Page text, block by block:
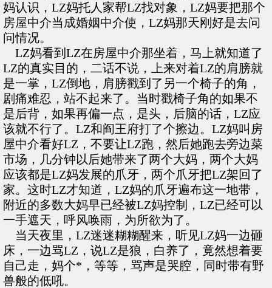
妈认识，LZ妈托人家帮LZ找对象，LZ妈要把那个
房屋中介当成婚姻中介使，LZ妈那天刚好是去问
问情况。
LZ妈看到LZ在房屋中介那坐着，马上就知道了
LZ的真实目的，二话不说，上来对着LZ的肩膀就
是一掌，LZ倒地，肩膀戳到了另一个椅子的角，
剧痛难忍，站不起来了。当时戳椅子角的如果不
是后背，如果再偏一点，是头，后脑的话，LZ应
该就不行了。LZ和阎王府打了个擦边。LZ妈叫房
屋中介看好LZ，不要让LZ跑，然后她跑去旁边菜
市场，几分钟以后她带来了两个大妈，两个大妈
应该都是LZ妈发展的爪牙，两个爪牙把LZ架回了
家。这时LZ才知道，LZ妈的爪牙遍布这一地带，
附近的多数大妈早已经被LZ妈控制，LZ已经可以
一手遮天，呼风唤雨，为所欲为了。
当天夜里，LZ迷迷糊糊醒来，听见LZ妈一边砸
床，一边骂LZ，说LZ是狼，白养了，竟然想着要
自己走，妈个*，等等，骂声是哭腔，同时带有野
兽般的低吼。